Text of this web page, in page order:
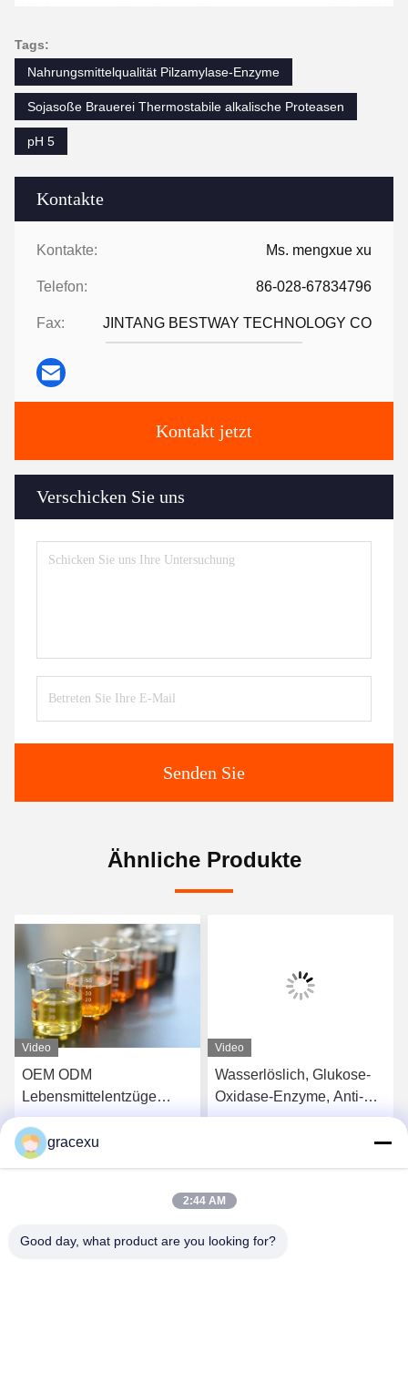
Kontakte
Kontakte: Ms. mengxue xu
Telefon: 86-028-67834796
Fax: JINTANG BESTWAY TECHNOLOGY CO
Kontakt jetzt
Verschicken Sie uns
Senden Sie
Tags:
Nahrungsmittelqualität Pilzamylase-Enzyme
Sojasoße Brauerei Thermostabile alkalische Proteasen
pH 5
Ähnliche Produkte
Video
OEM ODM
Lebensmittelentzüge
Enzyme Katalase Mehl
Improviser
Lockerungsmittel
Video
Wasserlöslich, Glukose-
Oxidase-Enzyme, Anti-
Browning
gracexu
2:44 AM
Good day, what product are you looking for?